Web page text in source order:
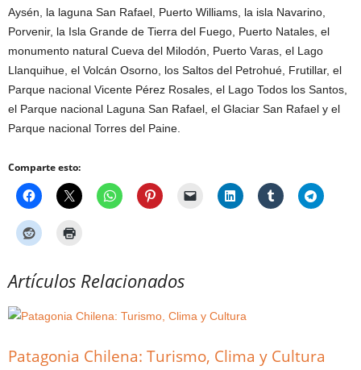
Aysén, la laguna San Rafael, Puerto Williams, la isla Navarino,
Porvenir, la Isla Grande de Tierra del Fuego, Puerto Natales, el
monumento natural Cueva del Milodón, Puerto Varas, el Lago
Llanquihue, el Volcán Osorno, los Saltos del Petrohué, Frutillar, el
Parque nacional Vicente Pérez Rosales, el Lago Todos los Santos,
el Parque nacional Laguna San Rafael, el Glaciar San Rafael y el
Parque nacional Torres del Paine.
Comparte esto:
Artículos Relacionados
Patagonia Chilena: Turismo, Clima y Cultura